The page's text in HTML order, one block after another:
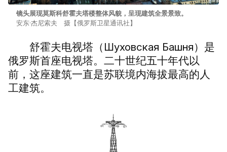
镜头展现莫斯科舒霍夫塔楼整体风貌，呈现建筑全景景致。
安东·杰尼索夫 摄【俄罗斯卫星通讯社】
舒霍夫电视塔（Шуховская Башня）是
俄罗斯首座电视塔。二十世纪五十年代以
前，这座建筑一直是苏联境内海拔最高的人
工建筑。